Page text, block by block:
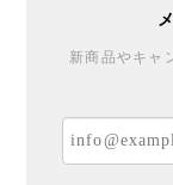
新商品やキャ